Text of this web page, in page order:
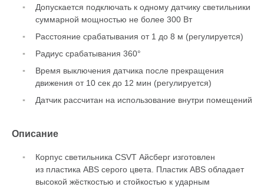
Допускается подключать к одному датчику светильники
суммарной мощностью не более 300 Вт
Расстояние срабатывания от 1 до 8 м (регулируется)
Радиус срабатывания 360°
Время выключения датчика после прекращения
движения от 10 сек до 12 мин (регулируется)
Датчик рассчитан на использование внутри помещений
Описание
Корпус светильника CSVT Айсберг изготовлен
из пластика ABS серого цвета. Пластик ABS обладает
высокой жёсткостью и стойкостью к ударным